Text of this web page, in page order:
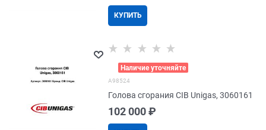
КУПИТЬ
Наличие уточняйте
A98524
Голова сгорания CIB Unigas, 3060161
102 000 ₽